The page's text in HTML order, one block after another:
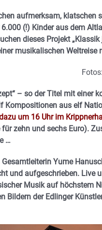
aufmerksam,
6.000 (!) Kinder aus dem
dieses Projekt
musikalischen Weltreise
– so der Titel mit einer
Kompositionen aus elf
um 16 Uhr im
für zehn und sechs Euro).
…
Gesamtleiterin Yume
und aufgeschrieben. Live
Musik auf höchstem
Bildern der Edlinger